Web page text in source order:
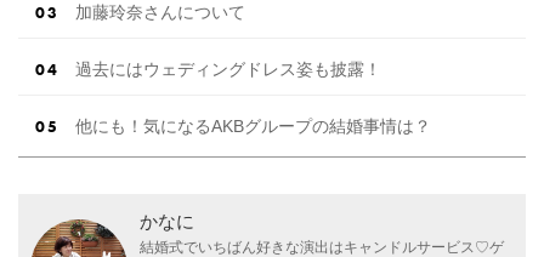
加藤玲奈さんについて
過去にはウェディングドレス姿も披露！
他にも！気になるAKBグループの結婚事情は？
かなに
結婚式でいちばん好きな演出はキャンドルサービス♡ゲ